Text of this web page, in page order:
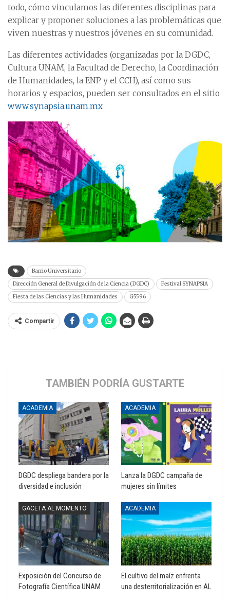
todo, cómo vinculamos las diferentes disciplinas para
explicar y proponer soluciones a las problemáticas que
viven nuestras y nuestros jóvenes en su comunidad.
Las diferentes actividades (organizadas por la DGDC,
Cultura UNAM, la Facultad de Derecho, la Coordinación
de Humanidades, la ENP y el CCH), así como sus
horarios y espacios, pueden ser consultados en el sitio
www.synapsia.unam.mx
Barrio Universitario
Dirección General de Divulgación de la Ciencia (DGDC)
Festival SYNAPSIA
Fiesta de las Ciencias y las Humanidades
G5596
Compartir
TAMBIÉN PODRÍA GUSTARTE
ACADEMIA
DGDC despliega bandera por la
diversidad e inclusión
ACADEMIA
Lanza la DGDC campaña de
mujeres sin límites
GACETA AL MOMENTO
Exposición del Concurso de
Fotografía Científica UNAM
ACADEMIA
El cultivo del maíz enfrenta
una desterritorialización en AL